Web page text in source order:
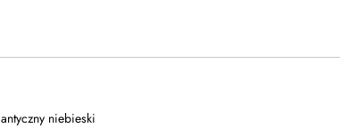
antyczny niebieski